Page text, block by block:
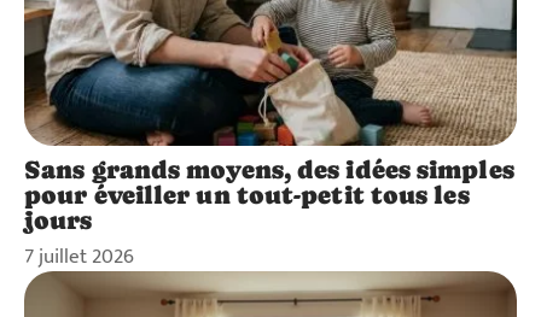
Sans grands moyens, des idées simples
pour éveiller un tout-petit tous les
jours
7 juillet 2026